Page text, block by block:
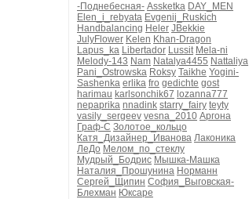
-Поднебесная- Assketka DAY_MEN
Elen_i_rebyata Evgenij_Ruskich
Handbalancing Heler JBekkie
JulyFlower Kelen Khan-Dragon
Lapus_ka Libertador Lussit Mela-ni
Melody-143 Nam Natalya4455 Nattaliya
Pani_Ostrowska Roksy Taikhe Yogini-
Sashenka erlika fro gedichte gost
harimau karlsonchik67 lozanna777
nepaprika nnadink starry_fairy teyty
vasily_sergeev vesna_2010 Аргона
Граф-С Золотое_кольцо
Катя_Дизайнер_Иванова Лаконика
ЛеДо Мелом_по_стеклу
Мудрый_Бодрис Мышка-Машка
Наталия_Прошунина Норманн
Сергей_Щипин София_Выговская-
Блехман Юксаре